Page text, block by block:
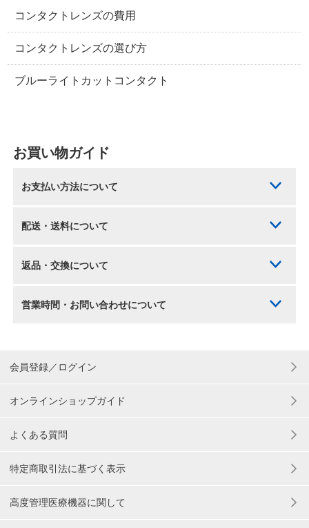
コンタクトレンズの費用
コンタクトレンズの選び方
ブルーライトカットコンタクト
お買い物ガイド
お支払い方法について
配送・送料について
返品・交換について
営業時間・お問い合わせについて
会員登録／ログイン
オンラインショップガイド
よくある質問
特定商取引法に基づく表示
高度管理医療機器に関して